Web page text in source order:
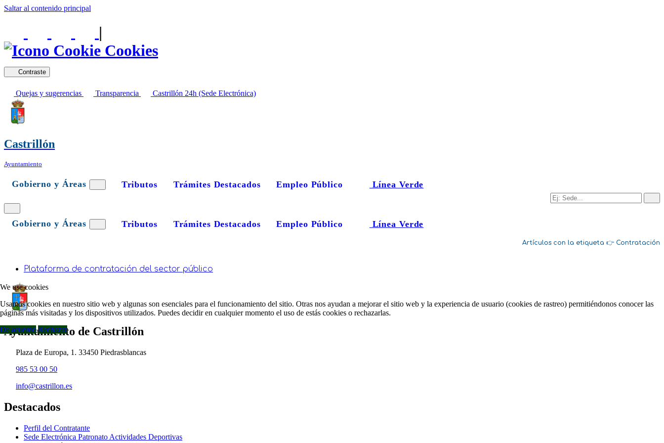
Saltar al contenido principal
|
Cookies
Contraste
Quejas y sugerencias Transparencia Castrillón 24h (Sede Electrónica)
Castrillón
Ayuntamiento
Gobierno y Áreas Tributos Trámites Destacados Empleo Público Línea Verde
Gobierno y Áreas Tributos Trámites Destacados Empleo Público Línea Verde
Contratación
Plataforma de contratación del sector público
Ayuntamiento de Castrillón
Plaza de Europa, 1. 33450 Piedrasblancas
985 53 00 50
info@castrillon.es
Destacados
Perfil del Contratante
Sede Electrónica Patronato Actividades Deportivas
We use cookies
Usamos cookies en nuestro sitio web y algunas son esenciales para el funcionamiento del sitio. Otras nos ayudan a mejorar el sitio web y la experiencia de usuario (cookies de rastreo) permitiéndonos conocer las
páginas más visitadas y los dispositivos utilizados. Puedes decidir en cualquier momento el uso de estás cookies o rechazarlas.
De acuerdo Rechazar